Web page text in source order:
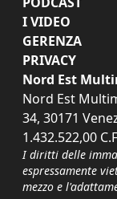
I VIDEO
GERENZA
PRIVACY
Nord Est
Nord Est
34, 30171
1.432.522,00
I diritti delle
espressamente
mezzo e